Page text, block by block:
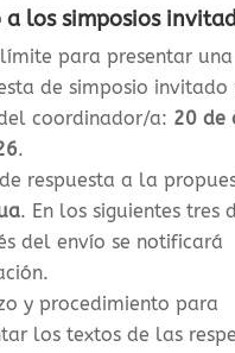
a los simposios
límite para presentar una
de simposio invitado
coordinador/a: 20 de
.
respuesta a la
. En los siguientes tres
del envío se notificará
y procedimiento para
los textos de las